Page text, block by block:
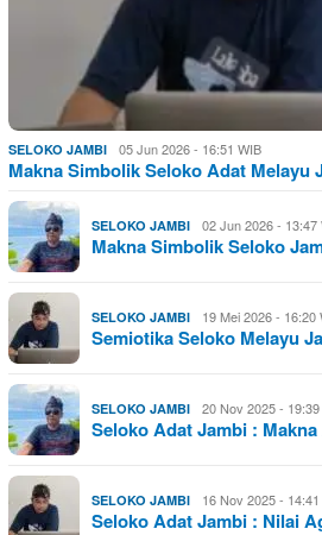
SELOKO JAMBI 05 Jun 2026 - 16:51 WIB
Makna Simbolik Seloko Adat Melayu
SELOKO JAMBI 02 Jun 2026 - 13:47
Makna Simbolik Seloko
SELOKO JAMBI 19 Mei 2026 - 16:20
Semiotika Seloko Melayu
SELOKO JAMBI 20 Nov 2025 -
Seloko Adat Jambi :
SELOKO JAMBI 16 Nov 2025 -
Seloko Adat Jambi : Nilai